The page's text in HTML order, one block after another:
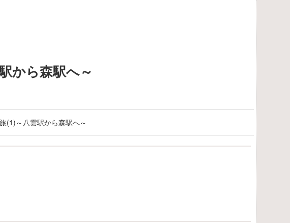
から森駅へ～
(1)～八雲駅から森駅へ～